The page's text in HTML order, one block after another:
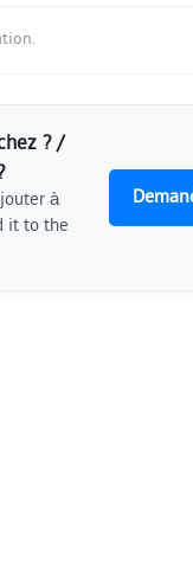
? /
à
it to the